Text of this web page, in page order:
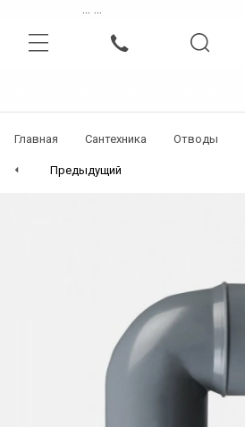
... ...
Главная Сантехника Отводы
Предыдущий